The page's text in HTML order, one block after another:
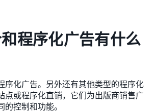
程序化广告有什么
序化广告。另外还有其他类型的程序化
点或程序化直销，它们为出版商销售广
控制和功能。